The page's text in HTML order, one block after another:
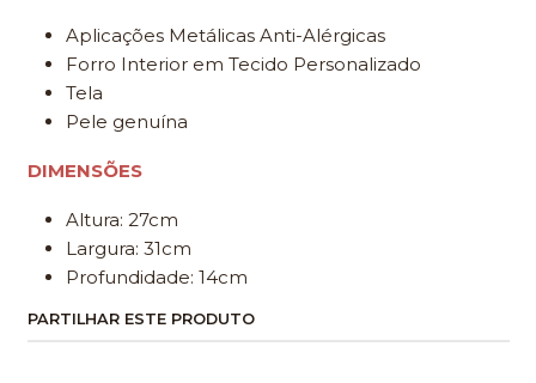
Aplicações Metálicas Anti-Alérgicas
Forro Interior em Tecido Personalizado
Tela
Pele genuína
DIMENSÕES
Altura: 27cm
Largura: 31cm
Profundidade: 14cm
PARTILHAR ESTE PRODUTO